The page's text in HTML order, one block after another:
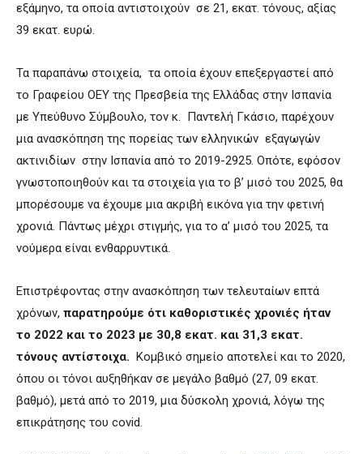
εξάμηνο, τα οποία αντιστοιχούν σε 21, εκατ. τόνους, αξίας
39 εκατ. ευρώ.
Τα παραπάνω στοιχεία, τα οποία έχουν επεξεργαστεί από
το Γραφείου ΟΕΥ της Πρεσβεία της Ελλάδας στην Ισπανία
με Υπεύθυνο Σύμβουλο, τον κ. Παντελή Γκάσιο, παρέχουν
μια ανασκόπηση της πορείας των ελληνικών εξαγωγών
ακτινιδίων στην Ισπανία από το 2019-2925. Οπότε, εφόσον
γνωστοποιηθούν και τα στοιχεία για το β’ μισό του 2025, θα
μπορέσουμε να έχουμε μια ακριβή εικόνα για την φετινή
χρονιά. Πάντως μέχρι στιγμής, για το α’ μισό του 2025, τα
νούμερα είναι ενθαρρυντικά.
Επιστρέφοντας στην ανασκόπηση των τελευταίων επτά
χρόνων, παρατηρούμε ότι καθοριστικές χρονιές ήταν
το 2022 και το 2023 με 30,8 εκατ. και 31,3 εκατ.
τόνους αντίστοιχα. Κομβικό σημείο αποτελεί και το 2020,
όπου οι τόνοι αυξηθήκαν σε μεγάλο βαθμό (27, 09 εκατ.
βαθμό), μετά από το 2019, μια δύσκολη χρονιά, λόγω της
επικράτησης του covid.